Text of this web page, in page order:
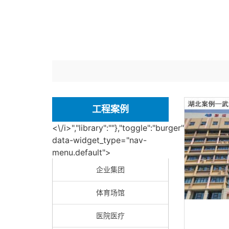
工程案例
<\/i>","library":""},"toggle":"burger"}"
data-widget_type="nav-
menu.default">
企业集团
体育场馆
医院医疗